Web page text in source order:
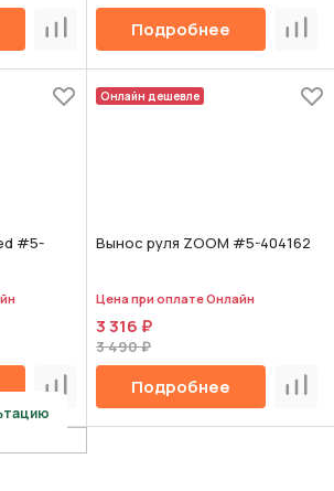
СравнитьПодробнее
#5-
Сравнить
Онлайн дешевле
Вынос руля ZOOM #5-404162
Цена при оплате Онлайн
3 316 ₽
3 490 ₽
Подробнее